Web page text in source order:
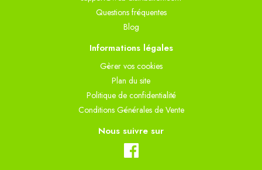
Questions fréquentes
Blog
Informations légales
Gèrer vos cookies
Plan du site
Politique de confidentialité
Conditions Générales de Vente
Nous suivre sur